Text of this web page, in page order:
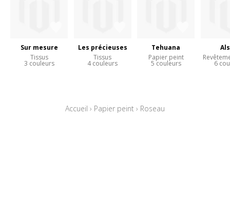
Sur mesure
Tissus
3 couleurs
Les précieuses
Tissus
4 couleurs
Tehuana
Papier peint
5 couleurs 6
Accueil › Papier peint › Roseau